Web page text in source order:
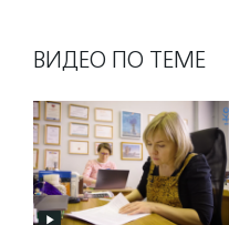
ВИДЕО ПО ТЕМЕ